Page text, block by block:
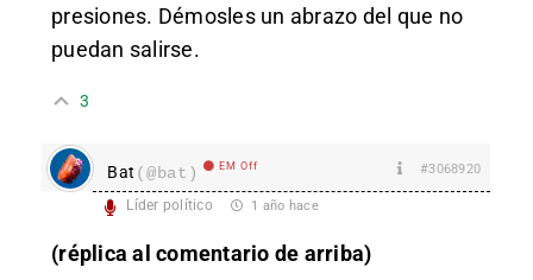
presiones. Démosles un abrazo del que no
puedan salirse.
3
Bat (@bat) EM Off #3068920
Líder político 1 año hace
(réplica al comentario de arriba)